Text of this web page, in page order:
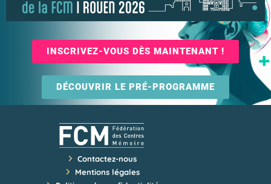
INSCRIVEZ-VOUS DÈS MAINTENANT !
DÉCOUVRIR LE PRÉ-PROGRAMME
Contactez-nous
Mentions légales